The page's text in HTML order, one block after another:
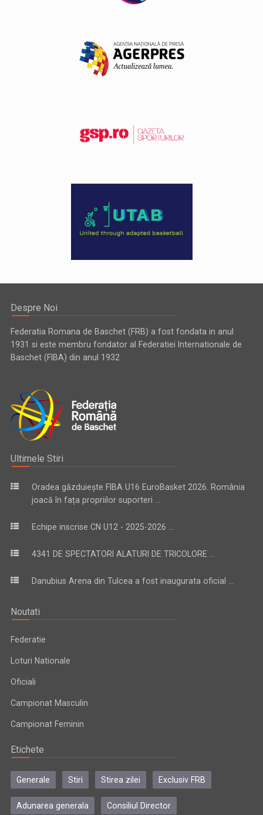
Despre Noi
Federatia Romana de Baschet (FRB) a fost fondata in anul
1931 si este membru fondator al Federatiei Internationale de
Baschet (FIBA) din anul 1932
Ultimele Stiri
Oradea găzduiește FIBA U16 EuroBasket 2026. România
joacă în fața propriilor suporteri ...
Echipe inscrise CN U12 - 2025-2026 ...
4341 DE SPECTATORI ALATURI DE TRICOLORE ...
Danubius Arena din Tulcea a fost inaugurata oficial ...
Noutati
Federatie
Loturi Nationale
Oficiali
Campionat Masculin
Campionat Feminin
Etichete
Generale Stiri Stirea zilei Exclusiv FRB
Adunarea generala Consiliul Director